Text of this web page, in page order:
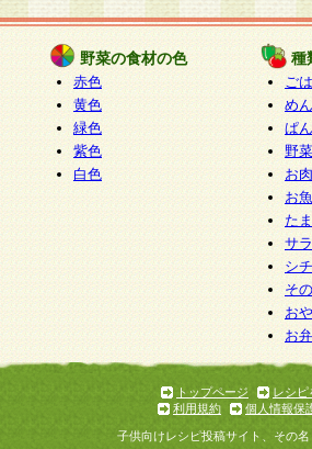
野菜の食材の色
赤色
黄色
緑色
紫色
白色
種
ご
めん
ぱん
野
お
お
た
サ
シ
そ
お
お
トップページ
レシピ
利用規約
個人情報保
子供向けレシピ投稿サイト、その